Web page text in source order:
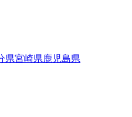
県宮崎県鹿児島県